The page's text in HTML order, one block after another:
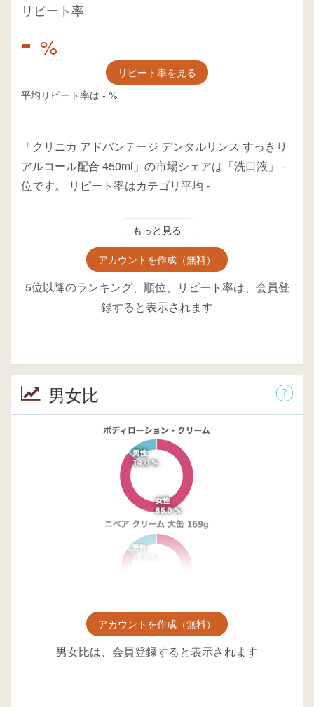
リピート率
- %
リピート率を見る
平均リピート率は - %
「クリニカ アドバンテージ デンタルリンス すっきり
アルコール配合 450ml」の市場シェアは「洗口液」 -
位です。 リピート率はカテゴリ平均 -
もっと見る
アカウントを作成（無料）
5位以降のランキング、順位、リピート率は、会員登
録すると表示されます
男女比
アカウントを作成（無料）
男女比は、会員登録すると表示されます